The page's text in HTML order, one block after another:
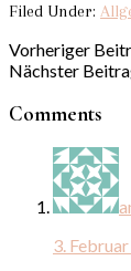
Filed Under:
Vorheriger
Nächster
Comments
3.